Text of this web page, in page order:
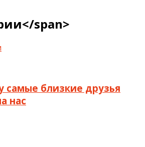
span>
самые близкие друзья
нас